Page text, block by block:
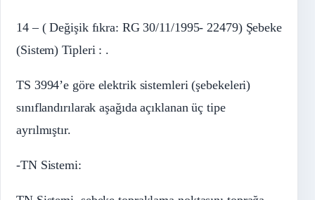
14 – ( Değişik fıkra: RG 30/11/1995- 22479) Şebeke
(Sistem) Tipleri : .
TS 3994’e göre elektrik sistemleri (şebekeleri)
sınıflandırılarak aşağıda açıklanan üç tipe
ayrılmıştır.
-TN Sistemi: